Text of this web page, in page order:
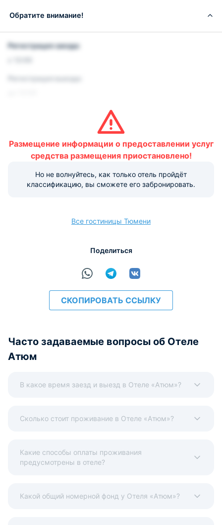
Обратите внимание!
Регистрация заезда:
Условия и правила проживания:
Размещение домашних животных не допускается.
Варианты оплаты, доступные на ресепшене:
Безналичный Visa Euro/Mastercard МИР
Размещение информации о предоставлении услуг
средства размещения приостановлено!
Но не волнуйтесь, как только отель пройдёт
классификацию, вы сможете его забронировать.
Все гостиницы Тюмени
Поделиться
СКОПИРОВАТЬ ССЫЛКУ
Часто задаваемые вопросы об Отеле
Атюм
В какое время заезд и выезд в Отеле «Атюм»?
Сколько стоит проживание в Отеле «Атюм»?
Какие способы оплаты проживания
предусмотрены в отеле?
Какой общий номерной фонд у Отеля «Атюм»?